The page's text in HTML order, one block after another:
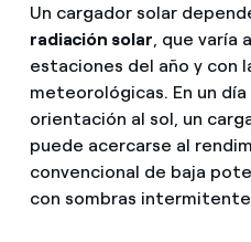
Un cargador solar
radiación solar , que varía
estaciones del año y con
meteorológicas. En un
orientación al sol, un
puede acercarse al
convencional de baja
con sombras